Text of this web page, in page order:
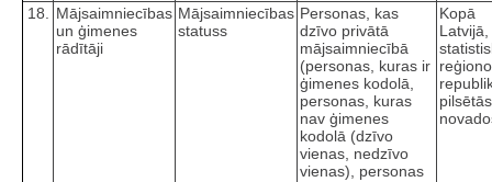
18.
Mājsaimniecības
un ģimenes
rādītāji
Mājsaimniecības
statuss
Personas, kas
dzīvo privātā
mājsaimniecībā
(personas, kuras ir
ģimenes kodolā,
personas, kuras
nav ģimenes
kodolā (dzīvo
vienas, nedzīvo
vienas), personas
Kopā
Latvijā,